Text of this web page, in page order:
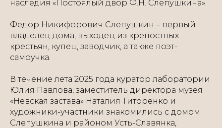
наследия «Постоялый двор Ф.Н. Слепушкина».
Федор Никифорович Слепушкин – первый
владелец дома, выходец из крепостных
крестьян, купец, заводчик, а также поэт-
самоучка.
В течение лета 2025 года куратор лаборатории
Юлия Павлова, заместитель директора музея
«Невская застава» Наталия Титоренко и
художники-участники знакомились с домом
Слепушкина и районом Усть-Славянка,